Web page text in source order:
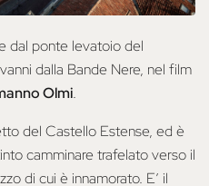
dal ponte levatoio del
dalla Bande Nere, nel film
Olmi.
del Castello Estense, ed è
camminare trafelato verso il
di cui è innamorato. E’ il